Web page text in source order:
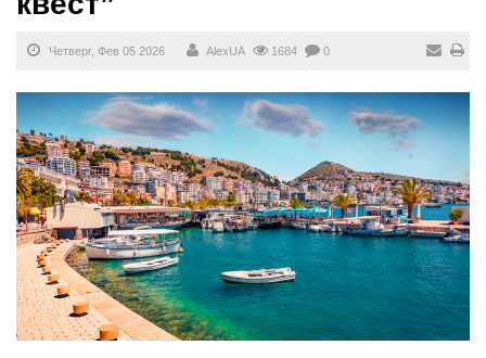
Четверг, Фев 05 2026 AlexUA 1684 0